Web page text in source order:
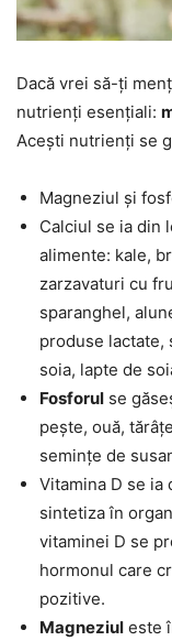
Dacă vrei să-ți
nutrienți esențiali:
Acești nutrienți se
Magneziul și
Calciul se ia din
alimente: kale,
zarzavaturi cu
sparanghel,
produse lactate,
soia, lapte de
Fosforul se
pește, ouă,
semințe de
Vitamina D se ia
sintetiza în
vitaminei D se
hormonul care
pozitive.
Magneziul este